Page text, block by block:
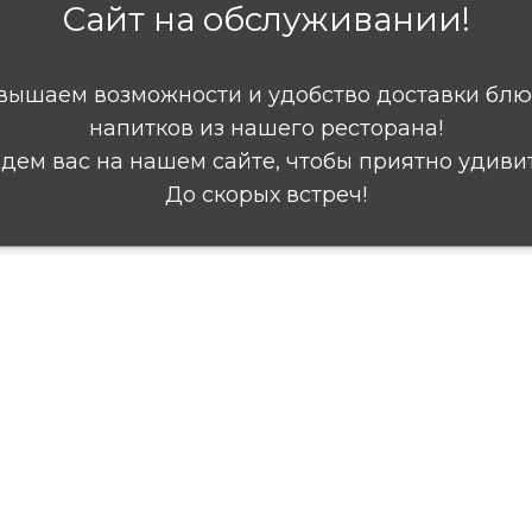
Сайт на обслуживании!
возможности и удобство доставки
напитков из нашего ресторана!
вас на нашем сайте, чтобы приятно
До скорых встреч!